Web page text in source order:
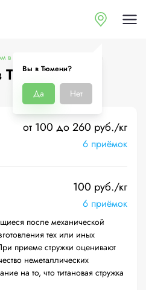
Вы в Тюмени?
Да Нет
в Тюмени
Тюмени
от 100 до 260 руб./кг
6 приёмок
100 руб./кг
6 приёмок
после механической
тех или иных
приеме стружки оценивают
неметаллических
на то, что титановая стружка